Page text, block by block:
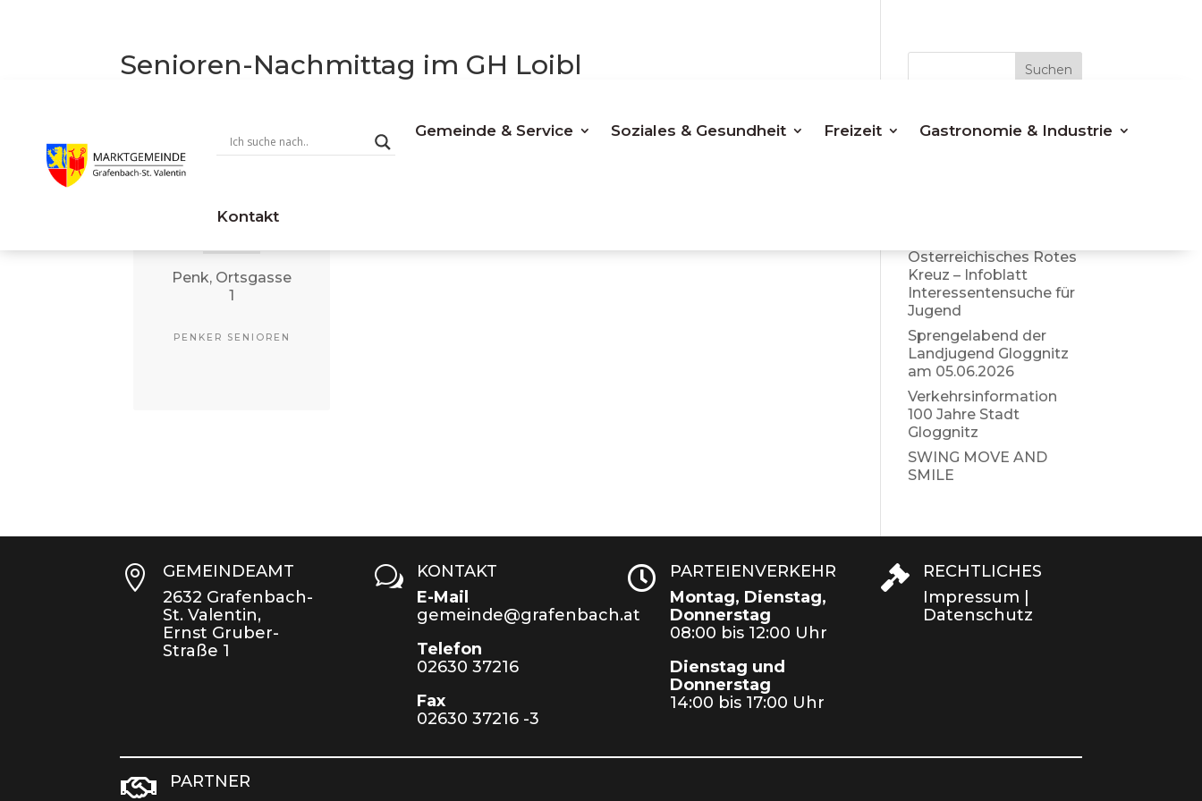
Gemeinde & Service Soziales & Gesundheit Freizeit Gastronomie & Industrie
Kontakt
Senioren-Nachmittag im GH Loibl
August 6
(3h)
Penk, Ortsgasse
1
PENKER SENIOREN
Suchen
Letzte
Österreichisches Rotes
Kreuz – Infoblatt
Interessentensuche für
Jugend
Sprengelabend der
Landjugend Gloggnitz
am 05.06.2026
Verkehrsinformation
100 Jahre Stadt
Gloggnitz
SWING MOVE AND
SMILE

GEMEINDEAMT
2632 Grafenbach-
St. Valentin,
Ernst Gruber-
Straße 1
w
KONTAKT
E-Mail
gemeinde@grafenbach.at
Telefon
02630 37216
Fax
02630 37216 -3

PARTEIENVERKEHR
Montag, Dienstag,
Donnerstag
08:00 bis 12:00 Uhr
Dienstag und
Donnerstag
14:00 bis 17:00 Uhr

RECHTLICHES
Impressum
Datenschutz
 PARTNER